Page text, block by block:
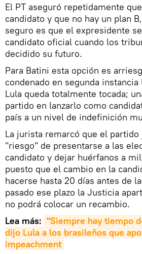
El PT aseguró repetidamente
candidato y que no hay un plan
seguro es que el expresidente
candidato oficial cuando los
decidido su futuro.
Para Batini esta opción es
condenado en segunda
Lula queda totalmente tocada;
partido en lanzarlo como
país a un nivel de indefinición
La jurista remarcó que el partido
"riesgo" de presentarse a las
candidato y dejar huérfanos a
puesto que el cambio en la
hacerse hasta 20 días antes de
pasado ese plazo la Justicia
no podrá colocar un recambio.
Lea más: "Siempre hay tiempo
dijo Lula a los brasileños que
impeachment